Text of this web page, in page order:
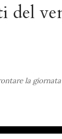
del
la